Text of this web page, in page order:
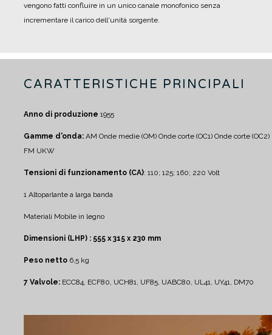
vengono fatti confluire in un unico canale monofonico senza
incrementare il carico dell'unità sorgente.
CARATTERISTICHE PRINCIPALI
Anno di produzione 1955
Gamme d'onda: AM Onde medie (OM) Onde corte (OC1) Onde corte (OC2)
FM UKW
Tensioni di funzionamento (CA): 110; 125; 160; 220 Volt
1 Altoparlante a larga banda
Materiali Mobile in legno
Dimensioni (LHP) : 555 x 315 x 230 mm
Peso netto 6,5 kg
7 Valvole: ECC84, ECF80, UCH81, UF85, UABC80, UL41, UY41, DM70